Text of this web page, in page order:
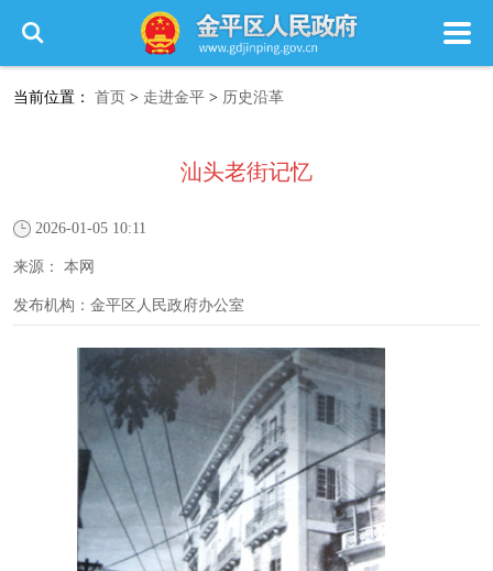
当前位置： 首页 > 走进金平 > 历史沿革
汕头老街记忆
2026-01-05 10:11
来源： 本网
发布机构： 金平区人民政府办公室